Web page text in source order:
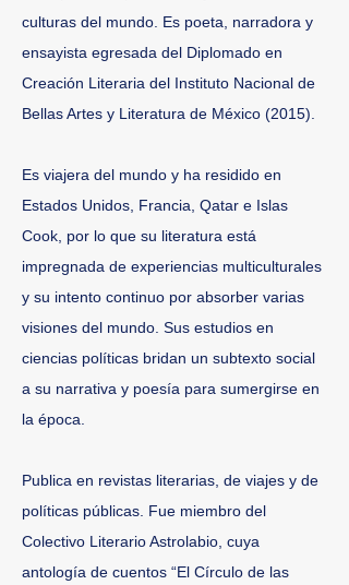
en huelga y no nos servirían alimentos. En
Qatar no se permite comer cerdo, así que
me despedía de él en este sándwich. Lo
tocino frito y bien crujiente, en el punto
sabor intenso y ligeramente quemado. Mi
deleite se vio interrumpido por preguntas
que hasta ese momento se me
ocurrieron. Y si mis alumnas se cubren
totalmente, ¿cómo sabré quién es quién?,
¿y si se hacen pasar una por otra en los
exámenes?"
culturas del mundo. Es poeta, narradora y
ensayista egresada del Diplomado en
Creación Literaria del Instituto Nacional de
Bellas Artes y Literatura de México (2015).
Es viajera del mundo y ha residido en
Estados Unidos, Francia, Qatar e Islas
Cook, por lo que su literatura está
impregnada de experiencias multiculturales
y su intento continuo por absorber varias
visiones del mundo. Sus estudios en
ciencias políticas bridan un subtexto social
a su narrativa y poesía para sumergirse en
la época.
Publica en revistas literarias, de viajes y de
políticas públicas. Fue miembro del
Colectivo Literario Astrolabio, cuya
antología de cuentos “El Círculo de las